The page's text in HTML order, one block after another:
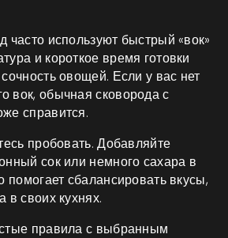
часто используют быстрый «вок»
и короткое время готовки
овощей. Если у вас нет
вок, обычная сковорода с
справится.
пробовать. Добавляйте
сок или немного сахара в
помогает сбалансировать вкусы,
в своих кухнях.
правила с выбранным